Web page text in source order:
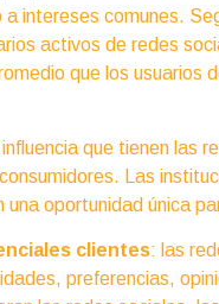
intereses comunes.
activos de redes
que los usuarios
que tienen las
Las
oportunidad única
clientes: las
preferencias,